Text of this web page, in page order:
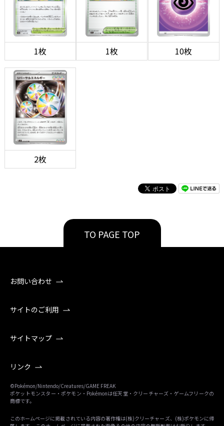
1枚 1枚 10枚
2枚
TO PAGE TOP
お問い合わせ
サイトのご利用
サイトマップ
リンク
©Pokémon/Nintendo/Creatures/GAME FREAK
ポケットモンスター・ポケモン・Pokémonは任天堂・クリーチャーズ・ゲームフリークの
商標です。
このホームページに掲載されている内容の著作権は(株)クリーチャーズ、(株)ポケモンに帰